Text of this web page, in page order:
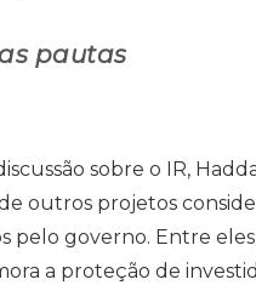
pautas
sobre o IR,
outros projetos
pelo governo. Entre
a proteção de